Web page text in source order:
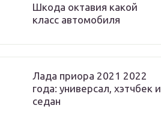
Шкода октавия какой
класс автомобиля
Лада приора 2021 2022
года: универсал, хэтчбек и
седан